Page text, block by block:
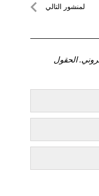
لمنشور التالي
الحقول